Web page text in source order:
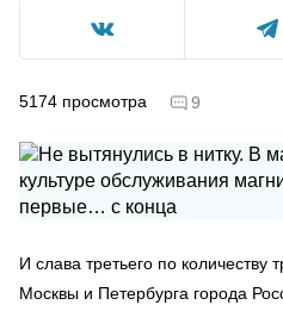
5174 просмотра 9
И слава третьего по
Москвы и Петербурга города